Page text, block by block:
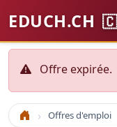
EDUCH.CH
Offre expirée.
Accueil Offres d'emploi